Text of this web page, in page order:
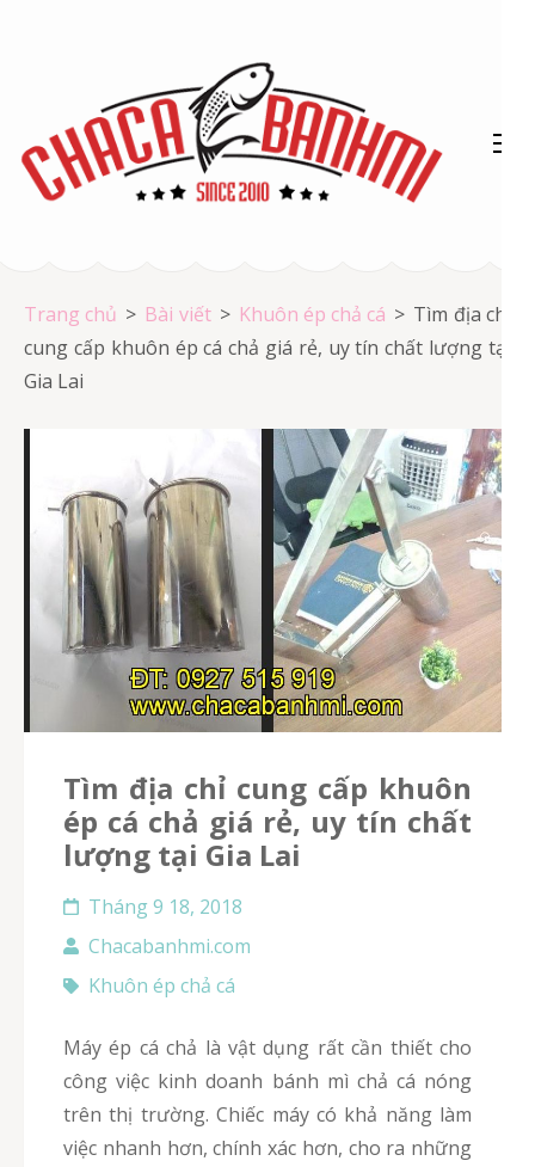
nội
dung
Trang chủ > Bài viết > Khuôn ép chả cá > Tìm địa chỉ
cung cấp khuôn ép cá chả giá rẻ, uy tín chất lượng tại
Gia Lai
Tìm địa chỉ cung cấp khuôn
ép cá chả giá rẻ, uy tín chất
lượng tại Gia Lai
Tháng 9 18, 2018
Chacabanhmi.com
Khuôn ép chả cá
Máy ép cá chả là vật dụng rất cần thiết cho
công việc kinh doanh bánh mì chả cá nóng
trên thị trường. Chiếc máy có khả năng làm
việc nhanh hơn, chính xác hơn, cho ra những